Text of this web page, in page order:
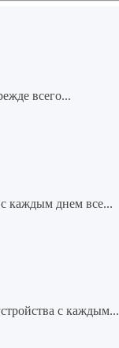
всего...
с каждым днем все...
с каждым...